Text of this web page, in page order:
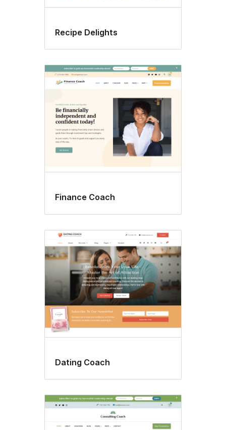
Recipe Delights
Finance Coach
Dating Coach